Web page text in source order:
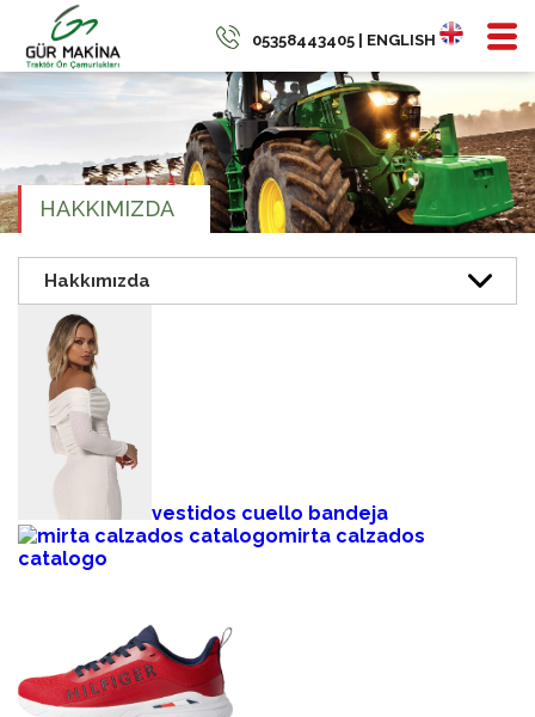
05358443405 | ENGLISH
HAKKIMIZDA
vestidos cuello bandeja
mirta calzados
catalogo